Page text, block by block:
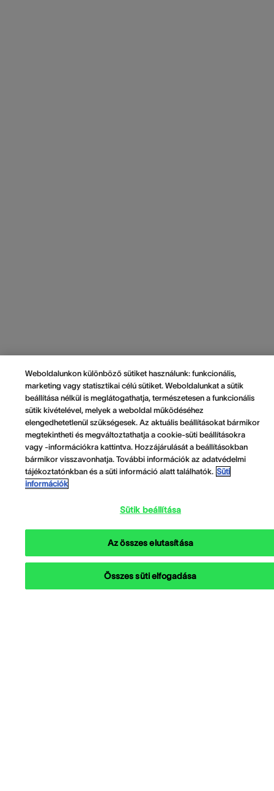
Weboldalunkon különböző sütiket használunk: funkcionális,
marketing vagy statisztikai célú sütiket. Weboldalunkat a sütik
beállítása nélkül is meglátogathatja, természetesen a funkcionális
sütik kivételével, melyek a weboldal működéséhez
elengedhetetlenül szükségesek. Az aktuális beállításokat bármikor
megtekintheti és megváltoztathatja a cookie-süti beállításokra
vagy -információkra kattintva. Hozzájárulását a beállításokban
bármikor visszavonhatja. További információk az adatvédelmi
tájékoztatónkban és a süti információ alatt találhatók. Süti
információk
Sütik beállítása
Az összes elutasítása
Összes süti elfogadása